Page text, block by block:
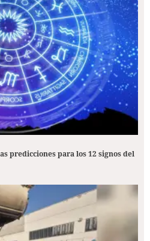
predicciones para los 12 signos del